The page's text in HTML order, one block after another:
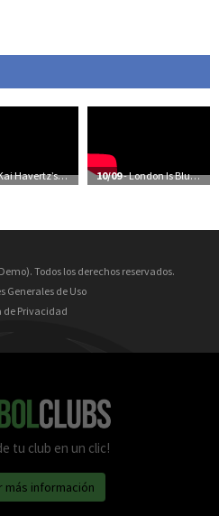
First Training Session At Cobham 10/09- London Is Blue | The Future’s Bright | Frank Lampard: Coming Home
Todos los derechos reservados.
Generales de Uso
de Privacidad
tu club en un clic!
más información